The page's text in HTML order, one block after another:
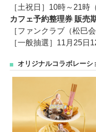
［土祝日］10時～21時
カフェ予約整理券 販売
［ファンクラブ（松巳
［一般抽選］11月25日
オリジナルコラボレーシ